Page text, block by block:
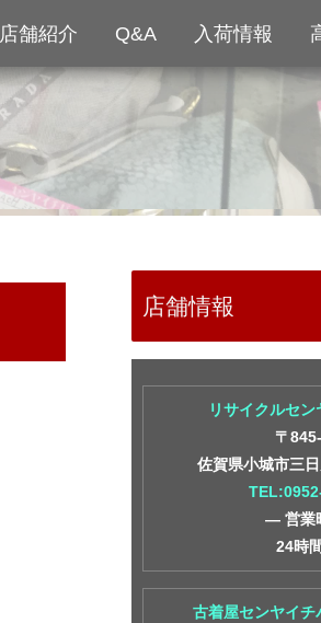
店舗情報
リサイクルセ
〒
佐賀県小城市三
― 営業
24時
古着屋センヤイチ
店舗紹介 Q&A 入荷情報